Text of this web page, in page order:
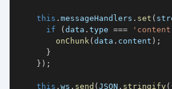
this . messageHandlers . set (
if
(data . type ===
onChunk (data . content ) ;
}
} ) ;
this . ws . send (JSON . stringify(